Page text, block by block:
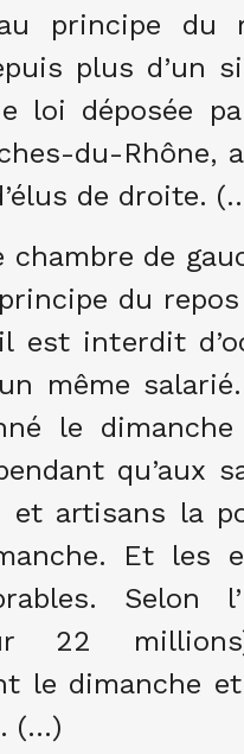
principe du
plus d’un
loi déposée
du-Rhône,
de droite.
chambre de
du
est interdit
même
le
qu’aux
et artisans la
Et les
Selon
22
le dimanche
(…)